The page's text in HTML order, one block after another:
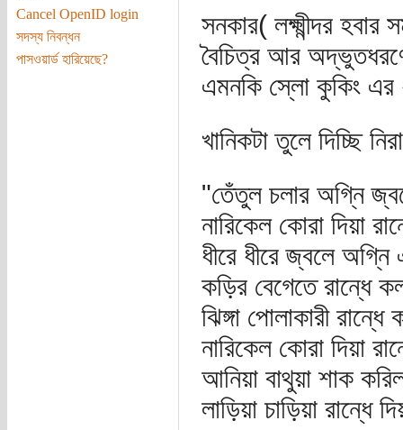
Cancel OpenID login
সদস্য নিবন্ধন
পাসওয়ার্ড হারিয়েছে?
সনকার( লক্ষ্মীন্দর
বৈচিত্র আর
এমনকি স্লো কুকিং এর
খানিকটা তুলে দিচ্ছি
"তেঁতুল চলার অগ্নি
নারিকেল কোরা দিয়া
ধীরে ধীরে জ্বলে
কড়ির বেগেতে রান্ধে
ঝিঙ্গা পোলাকারী
নারিকেল কোরা দিয়া
আনিয়া বাথুয়া শাক
লাড়িয়া চাড়িয়া রান্ধে